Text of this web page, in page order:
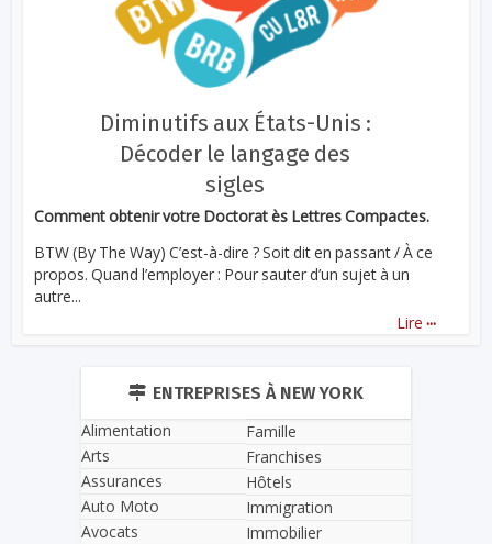
Diminutifs aux États-Unis :
Décoder le langage des
sigles
Comment obtenir votre Doctorat ès Lettres Compactes.
BTW (By The Way) C’est-à-dire ? Soit dit en passant / À ce
propos. Quand l’employer : Pour sauter d’un sujet à un
autre...
Lire ...
ENTREPRISES À NEW YORK
Alimentation
Arts
Assurances
Auto Moto
Avocats
Famille
Franchises
Hôtels
Immigration
Immobilier